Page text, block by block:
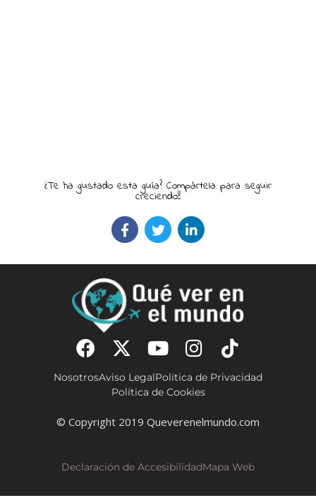
¿Te ha gustado esta guía? Compártela para seguir
creciendo!!
NosotrosAviso LegalPolítica de Privacidad
Política de Cookies
© Copyright 2019 Queverenelmundo.com
Declaración de AccesibilidadMapa Web